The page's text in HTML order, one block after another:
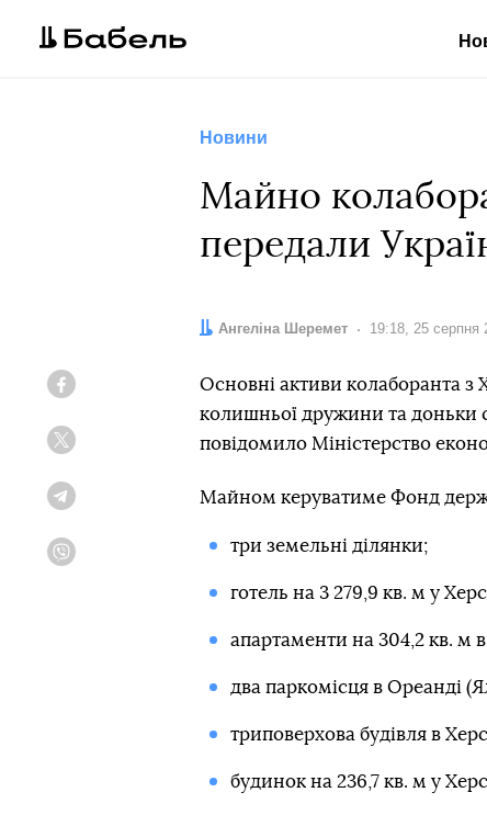
Новини
Майно
передали
Автор:
Ангеліна Шеремет Дата:
19:18, 25 серпня
Основні активи колаборанта
колишньої дружини та доньки
повідомило Міністерство
Майном керуватиме Фонд
три земельні ділянки;
готель на 3 279,9 кв. м у
апартаменти на 304,2 кв. м в
два паркомісця в Ореанді
триповерхова будівля в
будинок на 236,7 кв. м у